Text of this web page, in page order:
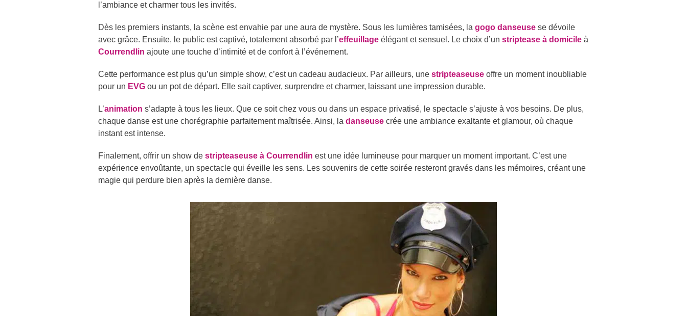
l’ambiance et charmer tous les invités.
Dès les premiers instants, la scène est envahie par une aura de mystère. Sous les lumières tamisées, la gogo danseuse se dévoile
avec grâce. Ensuite, le public est captivé, totalement absorbé par l’effeuillage élégant et sensuel. Le choix d’un striptease à domicile à
Courrendlin ajoute une touche d’intimité et de confort à l’événement.
Cette performance est plus qu’un simple show, c’est un cadeau audacieux. Par ailleurs, une stripteaseuse offre un moment inoubliable
pour un EVG ou un pot de départ. Elle sait captiver, surprendre et charmer, laissant une impression durable.
L’animation s’adapte à tous les lieux. Que ce soit chez vous ou dans un espace privatisé, le spectacle s’ajuste à vos besoins. De plus,
chaque danse est une chorégraphie parfaitement maîtrisée. Ainsi, la danseuse crée une ambiance exaltante et glamour, où chaque
instant est intense.
Finalement, offrir un show de stripteaseuse à Courrendlin est une idée lumineuse pour marquer un moment important. C’est une
expérience envoûtante, un spectacle qui éveille les sens. Les souvenirs de cette soirée resteront gravés dans les mémoires, créant une
magie qui perdure bien après la dernière danse.